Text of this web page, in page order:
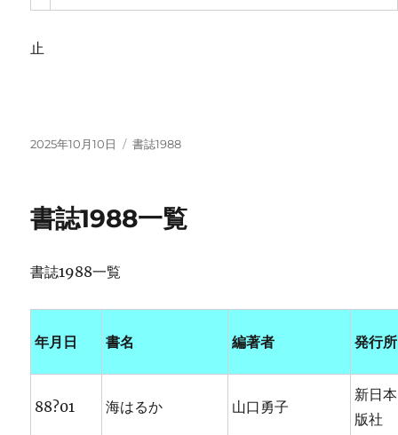
止
投
2025年10月10日
カ
ー
書誌1988
書誌1988一覧
書誌1988一覧
年月日 書名 編著者 発行所
88?01 海はるか 山口勇子
新日
版社